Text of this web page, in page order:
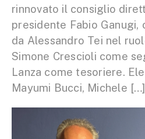
rinnovato il consiglio
presidente Fabio Ganugi,
da Alessandro Tei nel
Simone Crescioli come
Lanza come tesoriere.
Mayumi Bucci, Michele […]